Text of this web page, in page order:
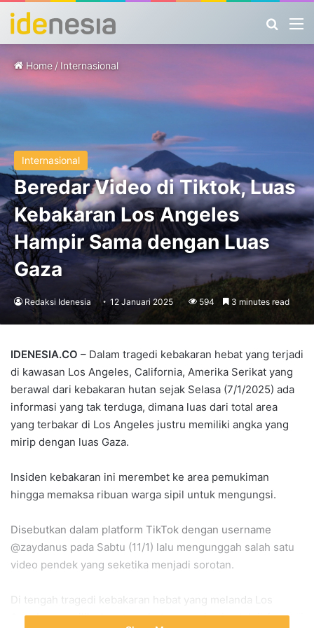
Home / Internasional
Internasional
Beredar Video di Tiktok, Luas
Kebakaran Los Angeles
Hampir Sama dengan Luas
Gaza
Redaksi Idenesia 12 Januari 2025 594 3 minutes read
IDENESIA.CO – Dalam tragedi kebakaran hebat yang terjadi
di kawasan Los Angeles, California, Amerika Serikat yang
berawal dari kebakaran hutan sejak Selasa (7/1/2025) ada
informasi yang tak terduga, dimana luas dari total area
yang terbakar di Los Angeles justru memiliki angka yang
mirip dengan luas Gaza.
Insiden kebakaran ini merembet ke area pemukiman
hingga memaksa ribuan warga sipil untuk mengungsi.
Disebutkan dalam platform TikTok dengan username
@zaydanus pada Sabtu (11/1) lalu mengunggah salah satu
video pendek yang seketika menjadi sorotan.
Di tengah tragedi kebakaran hebat yang melanda Los
Angeles, pemilik akun tersebut mencari sejumlah informasi